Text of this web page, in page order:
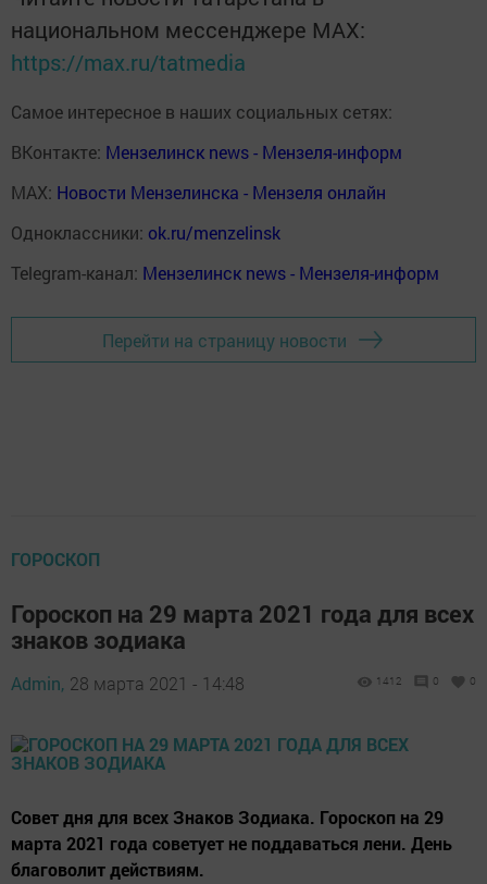
национальном мессенджере MАХ:
https://max.ru/tatmedia
Самое интересное в наших социальных сетях:
ВКонтакте: Мензелинск news - Мензеля-информ
MAX: Новости Мензелинска - Мензеля онлайн
Одноклассники: ok.ru/menzelinsk
Telegram-канал: Мензелинск news - Мензеля-информ
Перейти на страницу новости
ГОРОСКОП
Гороскоп на 29 марта 2021 года для всех
знаков зодиака
Admin, 28 марта 2021 - 14:48 1412 0 0
Совет дня для всех Знаков Зодиака. Гороскоп на 29
марта 2021 года советует не поддаваться лени. День
благоволит действиям.